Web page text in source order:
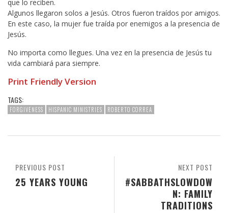
que lo reciben.
Algunos llegaron solos a Jesús. Otros fueron traídos por amigos.
En este caso, la mujer fue traída por enemigos a la presencia de
Jesús.
No importa como llegues. Una vez en la presencia de Jesús tu
vida cambiará para siempre.
Print Friendly Version
TAGS:
FORGIVENESS HISPANIC MINISTRIES ROBERTO CORREA
NEXT POST
#SABBATHSLOWDOW
N: FAMILY
TRADITIONS
PREVIOUS POST
25 YEARS YOUNG